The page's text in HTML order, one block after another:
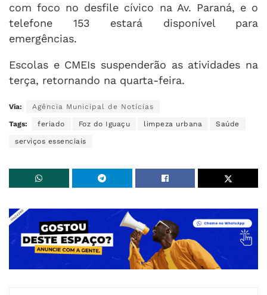
com foco no desfile cívico na Av. Paraná, e o
telefone 153 estará disponível para
emergências.
Escolas e CMEIs suspenderão as atividades na
terça, retornando na quarta-feira.
Via: Agência Municipal de Notícias
Tags: feriado Foz do Iguaçu limpeza urbana Saúde
serviços essenciais